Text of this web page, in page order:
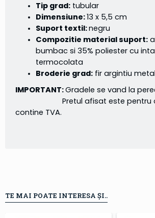
Tip grad: tubular
Dimensiune:13 x 5,5 cm
Suport textil:negru
Compozitie material suport:
bumbac si 35% poliester cu
termocolata
Broderie grad: fir argintiu
IMPORTANT:Gradele se vand la
Pretul afisat este pentru o
contine TVA.
TE MAI POATE INTERESA ȘI..